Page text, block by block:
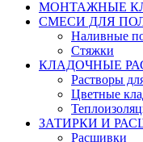
МОНТАЖНЫЕ
СМЕСИ ДЛЯ
Наливные
Стяжки
КЛАДОЧНЫЕ
Растворы
Цветные
ЗАТИРКИ И
Расшивки